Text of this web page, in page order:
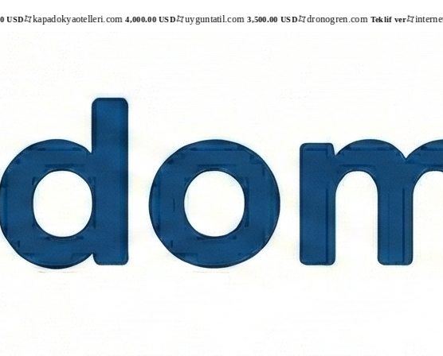
4,000.00 USD uyguntatil.com 3,500.00 USD dronogren.com Teklif ver internetbilet.com